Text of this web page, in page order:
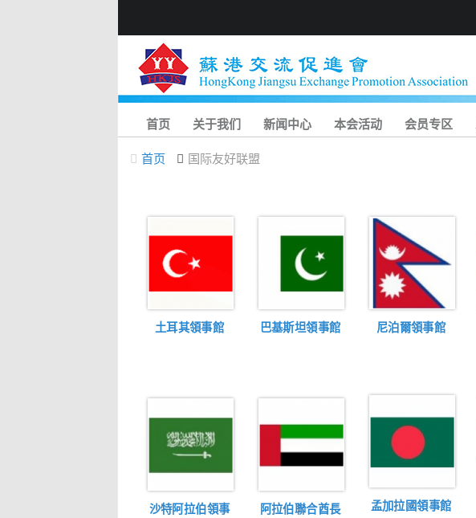
首页 关于我们 新闻中心 本会活动 会员专区
首页 国际友好联盟
土耳其領事館 巴基斯坦領事館 尼泊爾領事館
沙特阿拉伯領事 阿拉伯聯合酋長 孟加拉國領事館